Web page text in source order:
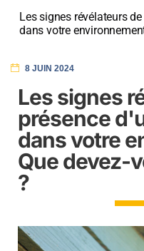
Les signes révélateurs
dans votre
8 JUIN 2024
Les signes
présence
dans votre
Que devez-
?